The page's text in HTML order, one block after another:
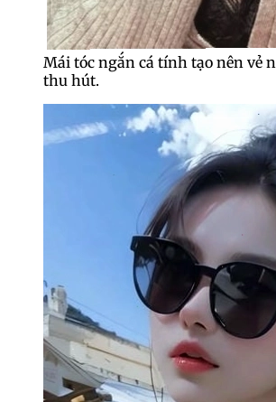
Mái tóc ngắn cá tính tạo nên vẻ
thu hút.